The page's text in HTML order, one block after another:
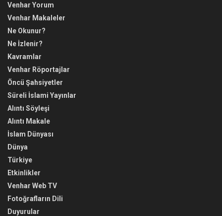
Venhar Yorum
Venhar Makaleler
Ne Okunur?
Ne İzlenir?
Kavramlar
Venhar Röportajlar
Öncü Şahsiyetler
Süreli İslami Yayınlar
Alıntı Söyleşi
Alıntı Makale
İslam Dünyası
Dünya
Türkiye
Etkinlikler
Venhar Web TV
Fotoğrafların Dili
Duyurular